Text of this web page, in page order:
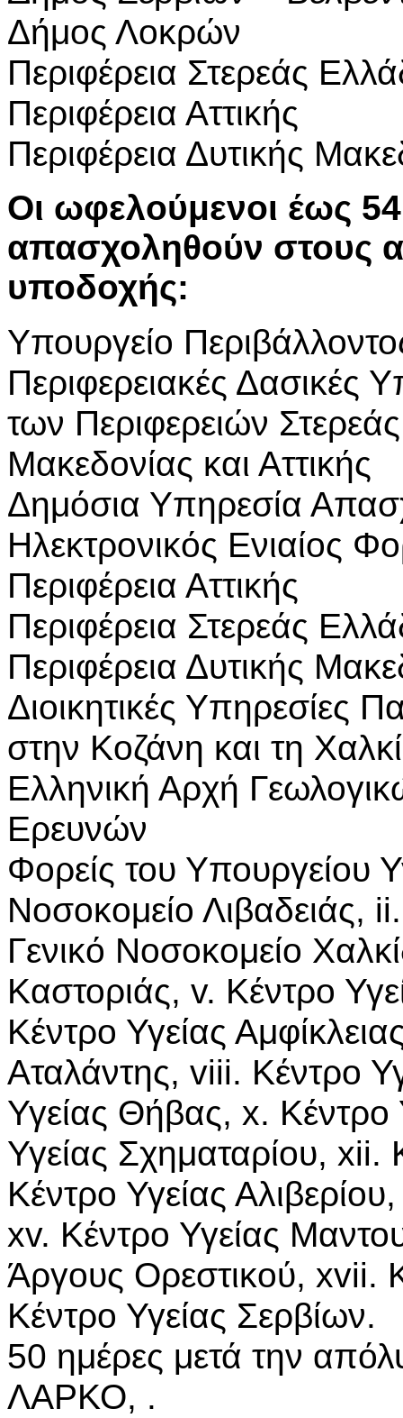
Δήμος Λοκρών
Περιφέρεια Στερεάς
Περιφέρεια Αττικής
Περιφέρεια Δυτικής
Οι ωφελούμενοι έως
απασχοληθούν στους
υποδοχής:
Υπουργείο
Περιφερειακές Δασικές
των Περιφερειών
Μακεδονίας και Αττικής
Δημόσια Υπηρεσία
Ηλεκτρονικός Ενιαίος
Περιφέρεια Αττικής
Περιφέρεια Στερεάς
Περιφέρεια Δυτικής
Διοικητικές Υπηρεσίες
στην Κοζάνη και τη
Ελληνική Αρχή
Ερευνών
Φορείς του Υπουργείου
Νοσοκομείο Λιβαδειάς,
Γενικό Νοσοκομείο
Καστοριάς, v. Κέντρο
Κέντρο Υγείας
Αταλάντης, viii. Κέντρο
Υγείας Θήβας, x. Κέντρο
Υγείας Σχηματαρίου,
Κέντρο Υγείας
xv. Κέντρο Υγείας
Άργους Ορεστικού, xvii.
Κέντρο Υγείας Σερβίων.
50 ημέρες μετά την
ΛΑΡΚΟ, .